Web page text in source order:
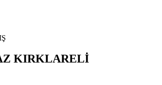
KIRKLARELİ